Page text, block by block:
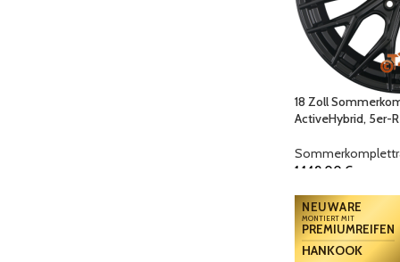
18 Zoll
ActiveHybrid, 5er-
1.149,00 €
NEUWARE
MONTIERT MIT
PREMIUMREIFEN
HANKOOK